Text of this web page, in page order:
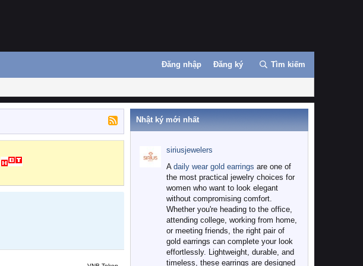
Đăng nhập Đăng ký Tìm kiếm
Nhật ký mới nhất
siriusjewelers
A daily wear gold earrings are one of
the most practical jewelry choices for
women who want to look elegant
without compromising comfort.
Whether you're heading to the office,
attending college, working from home,
or meeting friends, the right pair of
gold earrings can complete your look
effortlessly. Lightweight, durable, and
timeless, these earrings are designed